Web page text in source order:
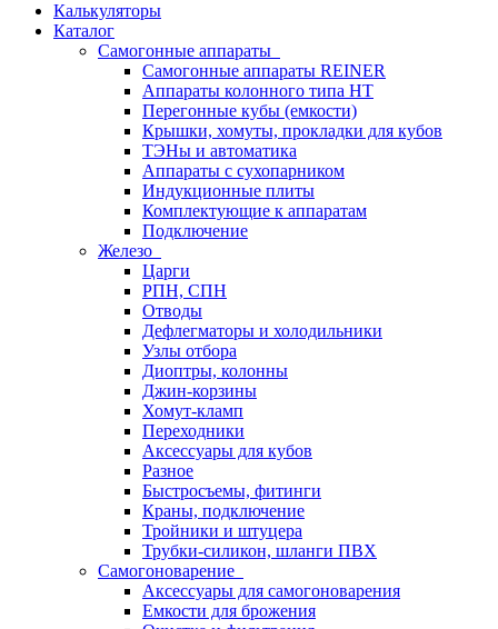
Калькуляторы
Каталог
Самогонные аппараты
Самогонные аппараты REINER
Аппараты колонного типа НТ
Перегонные кубы (емкости)
Крышки, хомуты, прокладки для кубов
ТЭНы и автоматика
Аппараты с сухопарником
Индукционные плиты
Комплектующие к аппаратам
Подключение
Железо
Царги
РПН, СПН
Отводы
Дефлегматоры и холодильники
Узлы отбора
Диоптры, колонны
Джин-корзины
Хомут-кламп
Переходники
Аксессуары для кубов
Разное
Быстросъемы, фитинги
Краны, подключение
Тройники и штуцера
Трубки-силикон, шланги ПВХ
Самогоноварение
Аксессуары для самогоноварения
Емкости для брожения